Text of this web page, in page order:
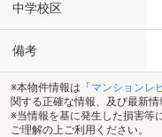
中学校区
備考
※本物件情報は「 マンションレ
関する正確な情報、及び最新
※当情報を基に発生した損害等
ご理解の上ご利用ください。